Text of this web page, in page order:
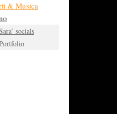
& Musica
socials